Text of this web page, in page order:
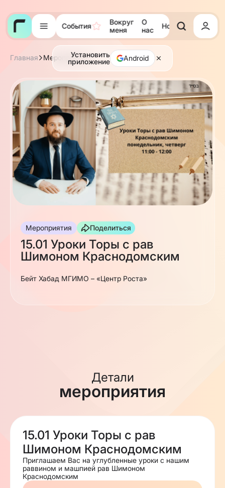
События
Вокруг
меня
О
нас
Новости Тора
Установить
приложение
Android
Главная Мероприятия
Мероприятия Поделиться
15.01 Уроки Торы с рав
Шимоном Краснодомским
Бейт Хабад МГИМО – «Центр Роста»
Детали
мероприятия
15.01 Уроки Торы с рав
Шимоном Краснодомским
Приглашаем Вас на углубленные уроки с нашим
раввином и машпией рав Шимоном
Краснодомским